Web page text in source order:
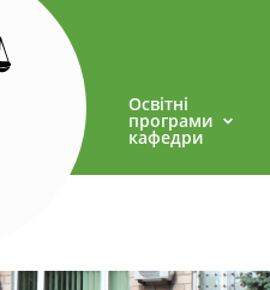
Освітні
програми
кафедри